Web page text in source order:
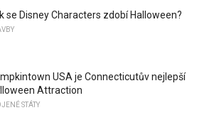
se Disney Characters zdobí Halloween?
USA je Connecticutův nejlepší
Attraction
STÁTY